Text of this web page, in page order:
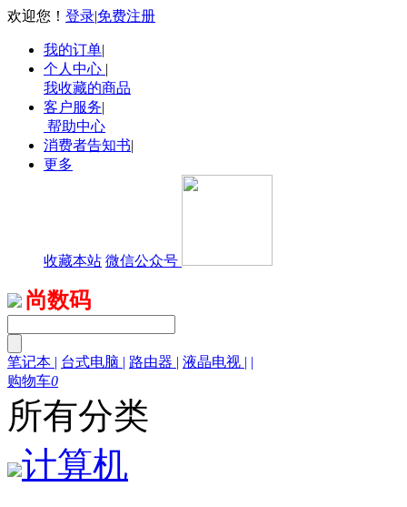
欢迎您！ 登录|免费注册
我的订单|
个人中心 |
我收藏的商品
客户服务|
帮助中心
消费者告知书|
更多
收藏本站 微信公众号
尚数码
笔记本 | 台式电脑 | 路由器 | 液晶电视 | |
购物车0
所有分类
计算机